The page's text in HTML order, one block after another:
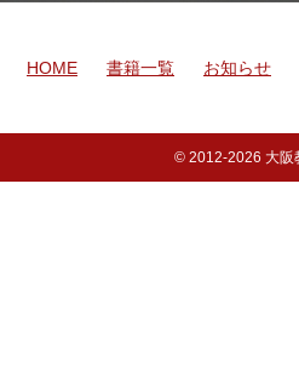
HOME 書籍一覧 お知らせ
© 2012-2026 大阪